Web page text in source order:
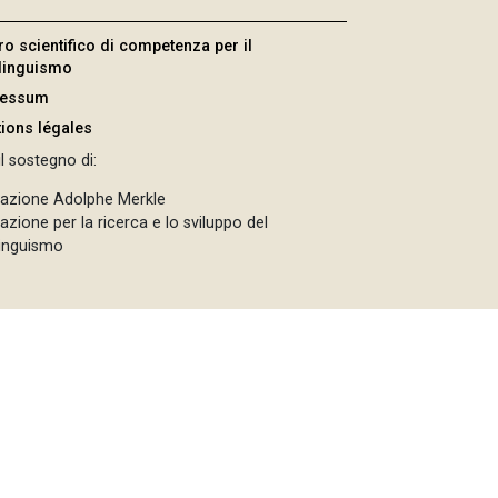
scientifico di competenza per il
légales
sostegno di:
Adolphe Merkle
per la ricerca e lo sviluppo del